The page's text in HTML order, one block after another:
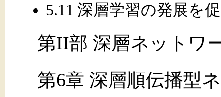
5.11 深層学習の発展を
第II部 深層ネットワ
第6章 深層順伝播型